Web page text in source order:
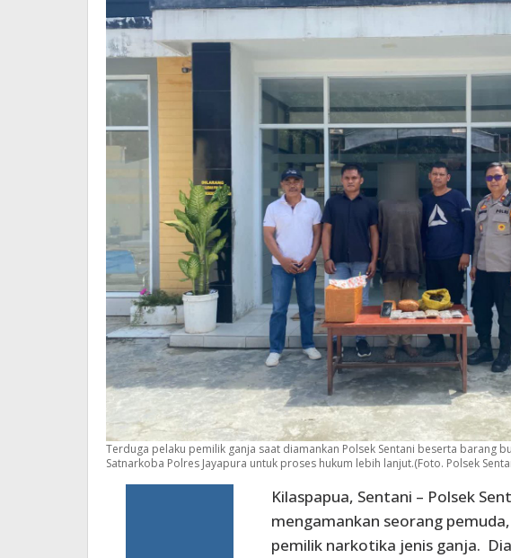
Terduga pelaku pemilik ganja saat diamankan Polsek Sentani beserta barang
Satnarkoba Polres Jayapura untuk proses hukum lebih lanjut.(Foto. Polsek
Kilaspapua, Sentani – Polsek
mengamankan seorang
pemilik narkotika jenis ganja.